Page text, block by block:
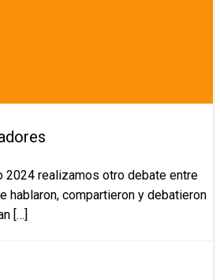
2024 realizamos otro debate entre
hablaron, compartieron y debatieron
[…]